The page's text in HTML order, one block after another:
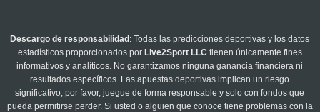
Descargo de responsabilidad : Todas las predicciones deportivas y los datos
estadísticos proporcionados por Live2Sport LLC tienen únicamente fines
informativos y analíticos. No garantizamos ninguna ganancia financiera ni
resultados específicos. Las apuestas deportivas implican un riesgo
significativo; por favor, juegue de forma responsable y solo con fondos que
pueda permitirse perder. Si usted o alguien que conoce tiene problemas con la